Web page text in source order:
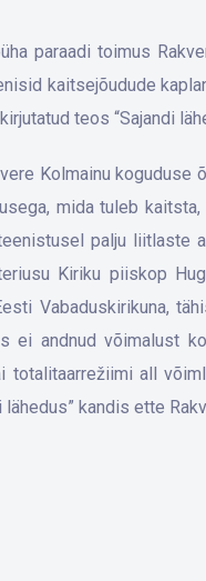
paraadi toimus
kaitsejõudude
teos “Sajandi
Kolmainu
mida tuleb
palju liitlaste
Kiriku piiskop
Vabaduskirikuna,
ei andnud võimalust
totalitaarrežiimi all
lähedus” kandis ette